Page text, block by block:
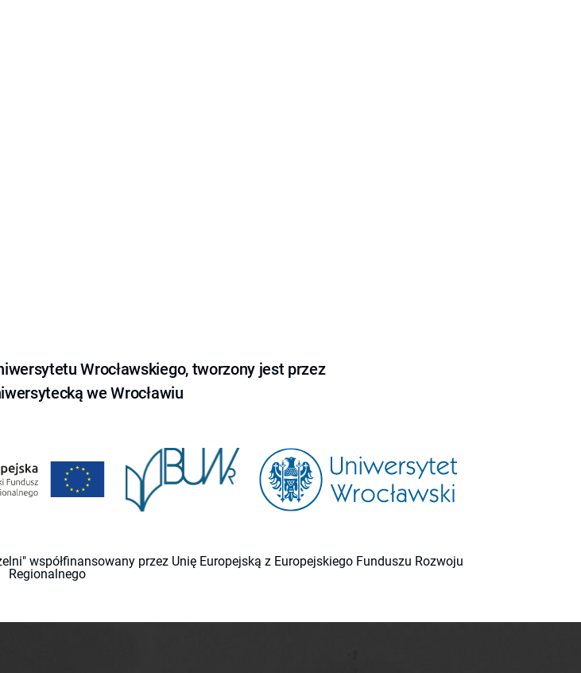
Wrocławskiego, tworzony jest przez
we Wrocławiu
współfinansowany przez Unię Europejską z Europejskiego Funduszu Rozwoju
Regionalnego